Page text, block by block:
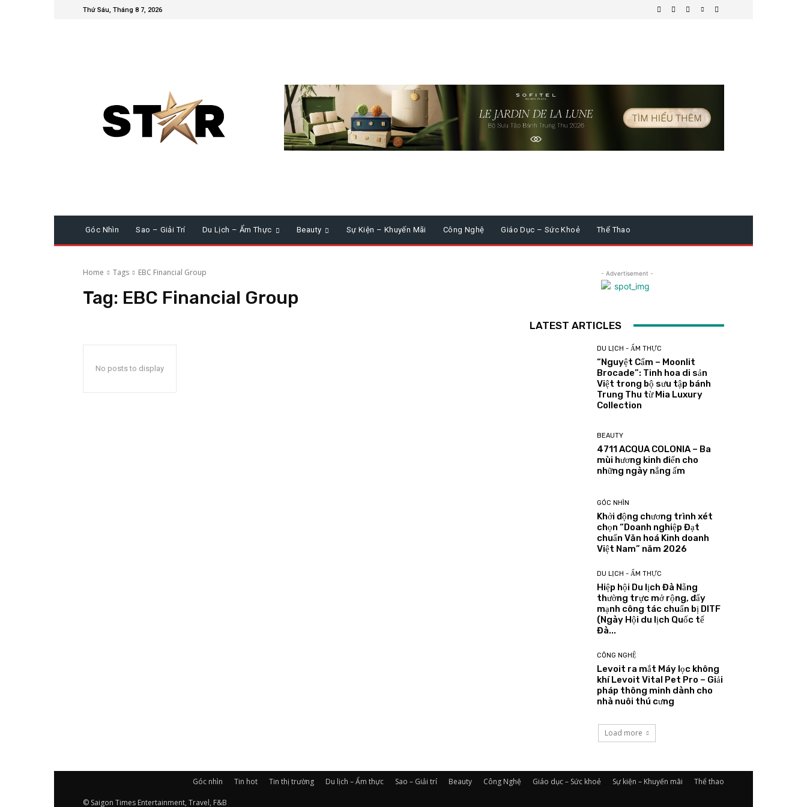
Thứ Sáu, Tháng 8 7, 2026
Góc Nhìn Sao – Giải Trí Du Lịch – Ẩm Thực Beauty Sự Kiện – Khuyến Mãi Công Nghệ Giáo Dục – Sức Khoẻ Thể Thao
Home Tags EBC Financial Group
Tag: EBC Financial Group
No posts to display
- Advertisement -
LATEST ARTICLES
DU LỊCH - ẨM THỰC
“Nguyệt Cẩm – Moonlit
Brocade”: Tinh hoa di sản
Việt trong bộ sưu tập bánh
Trung Thu từ Mia Luxury
Collection
BEAUTY
4711 ACQUA COLONIA – Ba
mùi hương kinh điển cho
những ngày nắng ấm
GÓC NHÌN
Khởi động chương trình xét
chọn “Doanh nghiệp Đạt
chuẩn Văn hoá Kinh doanh
Việt Nam” năm 2026
DU LỊCH - ẨM THỰC
Hiệp hội Du lịch Đà Nẵng
thường trực mở rộng, đẩy
mạnh công tác chuẩn bị DITF
(Ngày Hội du lịch Quốc tế
Đà...
CÔNG NGHỆ
Levoit ra mắt Máy lọc không
khí Levoit Vital Pet Pro – Giải
pháp thông minh dành cho
nhà nuôi thú cưng
Load more
Góc nhìn Tin hot Tin thị trường Du lịch – Ẩm thực Sao – Giải trí Beauty Công Nghệ Giáo dục – Sức khoẻ Sự kiện – Khuyến mãi Thể thao
© Saigon Times Entertainment, Travel, F&B